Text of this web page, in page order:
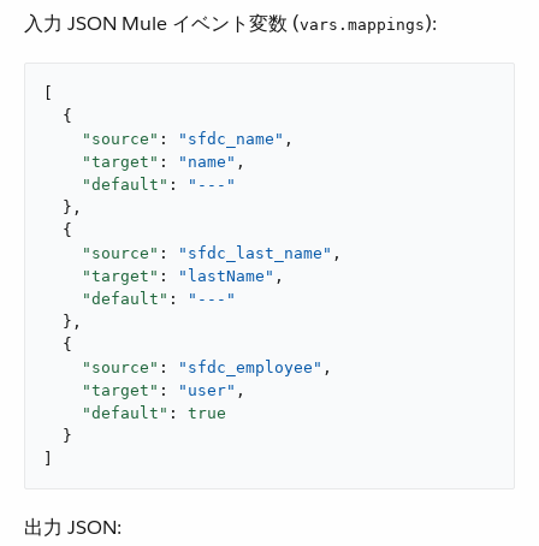
入力 JSON Mule イベント変数 (​vars.mappings​):
  {
"source" : "sfdc_name" ,
"target" : "name" ,
"default" :
"---"
  },
  {
"source" : "sfdc_last_name" ,
"target" : "lastName" ,
"default" :
"---"
  },
  {
"source" : "sfdc_employee" ,
"target" : "user" ,
"default" : true
  }
出力 JSON: